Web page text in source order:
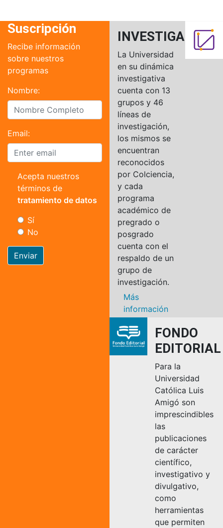
Suscripción
Recibe información
sobre nuestros
programas
Nombre:
Email:
Acepta nuestros
términos de
tratamiento de datos
Sí
No
Enviar
INVESTIGACIÓN
La Universidad
en su dinámica
investigativa
cuenta con 13
grupos y 46
líneas de
investigación,
los mismos se
encuentran
reconocidos
por Colciencia,
y cada
programa
académico de
pregrado o
posgrado
cuenta con el
respaldo de un
grupo de
investigación.
Más
información
FONDO
EDITORIAL
Para la
Universidad
Católica Luis
Amigó son
imprescindibles
las
publicaciones
de carácter
científico,
investigativo y
divulgativo,
como
herramientas
que permiten